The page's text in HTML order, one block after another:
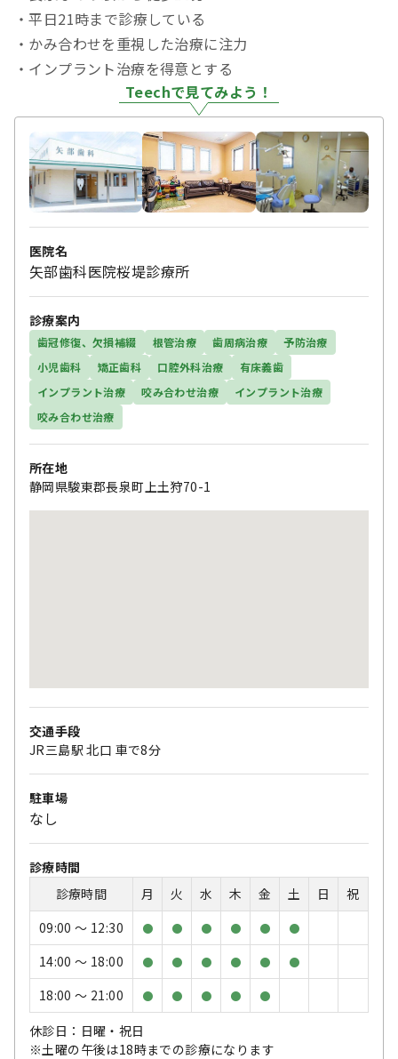
・平日21時まで診療している
・かみ合わせを重視した治療に注力
・インプラント治療を得意とする
Teechで見てみよう！
医院名
矢部歯科医院桜堤診療所
診療案内
歯冠修復、欠損補綴 根管治療 歯周病治療
予防治療
小児歯科
矯正歯科 口腔外科治療
有床義歯
インプラント治療
咬み合わせ治療
インプラント治療
咬み合わせ治療
所在地
静岡県駿東郡長泉町上土狩70-1
交通手段
JR三島駅 北口 車で8分
駐車場
なし
診療時間
診療時間
月 火 水 木 金 土 日
祝
09:00 〜 12:30
● ● ● ● ● ●
14:00 〜 18:00 ● ● ● ● ● ●
18:00 〜 21:00 ● ● ● ● ●
休診日：日曜・祝日
※土曜の午後は18時までの診療になります